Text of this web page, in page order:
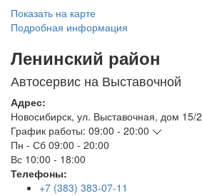
Показать на карте
Подробная информация
Ленинский район
Автосервис на Выставочной
Адрес:
Новосибирск, ул. Выставочная, дом 15/2
График работы: 09:00 - 20:00
Пн - Сб 09:00 - 20:00
Вс 10:00 - 18:00
Телефоны:
+7 (383) 383-07-11